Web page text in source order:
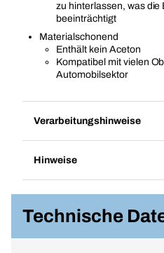
zu hinterlassen, was
beeinträchtigt
Materialschonend
Enthält kein Aceton
Kompatibel mit vielen
Automobilsektor
Verarbeitungshinweise
Hinweise
Technische